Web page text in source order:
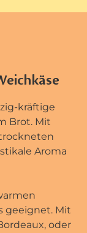
kräftige
Brot. Mit
Aroma
geeignet. Mit
oder